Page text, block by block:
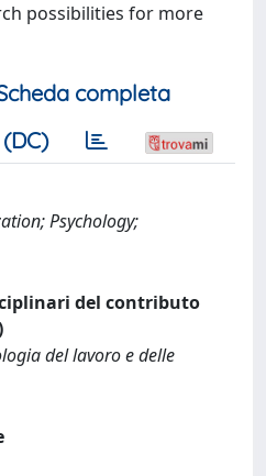
possibilities for more
completa
Psychology;
del contributo
del lavoro e delle